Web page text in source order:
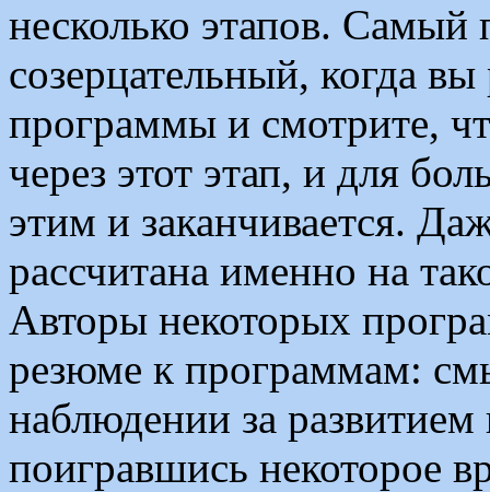
несколько этапов.
созерцательный, когда
программы и смотрите,
через этот этап, и для
этим и заканчивается.
рассчитана именно на
Авторы некоторых
резюме к программам:
наблюдении за
поигравшись некоторое